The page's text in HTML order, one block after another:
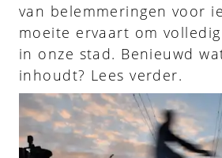
van belemmeringen voor
moeite ervaart om
in onze stad. Benieuwd
inhoudt? Lees verder.